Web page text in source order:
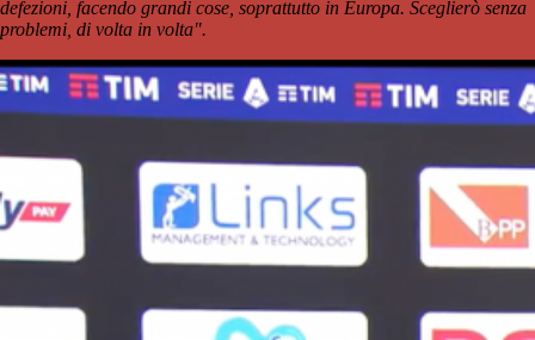
defezioni, facendo grandi cose, soprattutto in Europa. Sceglierò senza
problemi, di volta in volta".